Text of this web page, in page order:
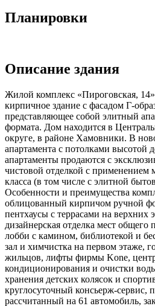
Планировки
Описание здания
Жилой комплекс «Пироговская,
кирпичное здание с фасадом Г-
представляющее собой элитный
формата. Дом находится в
округе, в районе Хамовники. В
апартамента с потолками высотой
апартаменты продаются с
чистовой отделкой с применением
класса (в том числе с элитной
Особенности и преимущества
облицованный кирпичом ручной
пентхаусы с террасами на верхних
дизайнерская отделка мест общего
лобби с камином, библиотекой и
зал и химчистка на первом этаже,
жильцов, лифты фирмы Kone,
кондиционирования и очистки
хранения детских колясок и
круглосуточный консьерж-сервис,
рассчитанный на 61 автомобиль,